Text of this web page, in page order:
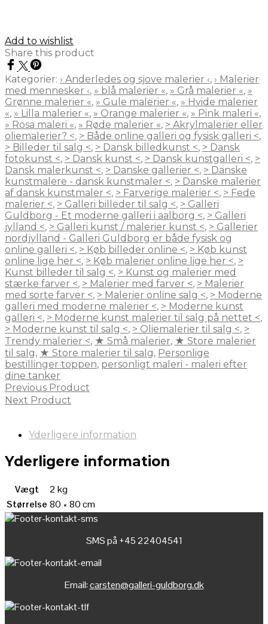
Add to wishlist
Share this product
Kategorier: › Anderledes og sjove malerier ‹, › Malerier
med mennesker ‹, » blå malerier «, » Grå malerier «, »
Grønne malerier «, » Gule malerier «, » Hvide malerier
«, » Lilla malerier «, » Orange malerier «, » Pink maleri «,
» Rosa maleri «, » Røde malerier «, > Akrylmalerier eller
oliemalerier? <, > Både online galleri og fysisk galleri <,
> Billeder til salg <, > Dansk billedkunst <, > Dansk
fotokunst <, > Dansk kunst <, > Dansk kunstgalleri <, >
Dansk malerkunst <, > Danske gallerier <, > Danske
kunstmalere - dansk kunstmaler <, > Danske malerier
af dansk kunstmaler <, > Farverige malerier <, > Fede
malerier <, > Galleri billeder til salg <, > Galleri
Guldborg - Et moderne galleri i aalborg <, > Galleri
jylland <, > Galleri kunst / malerier kunst <, > Gallerier
nordjylland - Galleri Guldborg er både fysisk og
online galleri <, > Køb billeder online <, > Køb kunst
online lige her <, > Køb malerier online lige her <, >
Kunst billeder til salg <, > Kunst og malerier med
stærke farver <, > Malerier med farver <, > Malerier
med sorte farver <, > Malerier online salg <, > Moderne
galleri med moderne malerier <, > Moderne kunst
galleri <, > Moderne kunst malerier til salg på nettet <,
> Moderne kunst til salg <, > Oliemalerier til salg <, >
Trendy malerier <, ★ Små malerier, ★ Store malerier
til salg, ★ Store malerier til salg, Personlige
bestillinger toppen, personligt maleri - maleri efter
dine tanker
Previous Product
Next Product
Yderligere information
Yderligere information
Vægt
2 kg
Størrelse 80 × 80 cm
SMS på +45 22404541
Email:carsten@galleri-guldborg.dk